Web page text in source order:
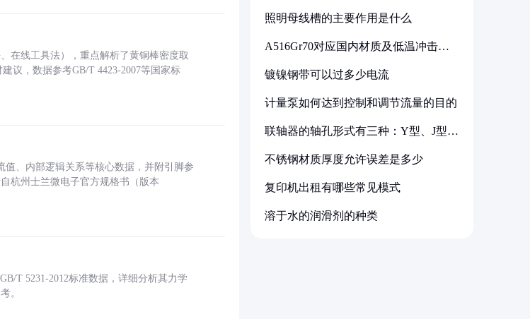
在线工具法），重点解析了黄铜棒密度取
议，数据参考GB/T 4423-2007等国家标
值、内部逻辑关系等核心数据，并附引脚参
杭州士兰微电子官方规格书（版本
T 5231-2012标准数据，详细分析其力学
。
照明母线槽的主要作用是什么
A516Gr70对应国内材质及低温冲击要
镀镍钢带可以过多少电流
计量泵如何达到控制和调节流量的目的
联轴器的轴孔形式有三种：Y型、J型、
不锈钢材质厚度允许误差是多少
复印机出租有哪些常见模式
溶于水的润滑剂的种类